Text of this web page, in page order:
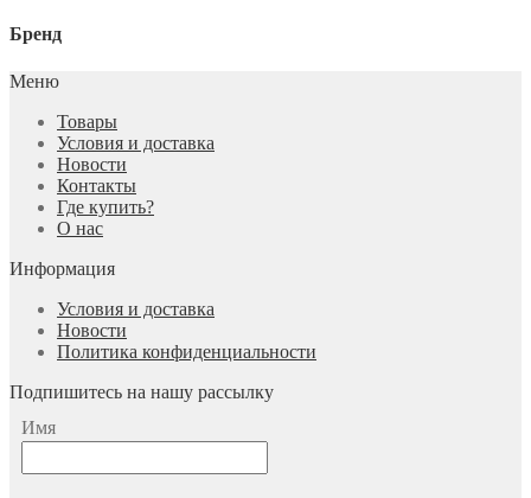
Бренд
Меню
Товары
Условия и доставка
Новости
Контакты
Где купить?
О нас
Информация
Условия и доставка
Новости
Политика конфиденциальности
Подпишитесь на нашу рассылку
Имя